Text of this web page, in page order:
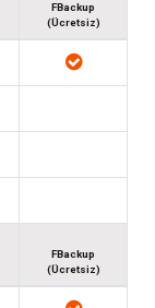
FBackup
(Ücretsiz)
FBackup
(Ücretsiz)